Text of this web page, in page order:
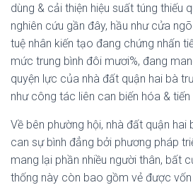
dùng & cải thiện hiệu suất túng thiếu
nghiên cứu gần đây, hầu như cửa
tuệ nhân kiến tạo đang chứng nhấn
mức trung bình đôi mươi%, đang
quyện lực của nhà đất quận hai bà
như công tác liên can biến hóa &
Về bên phường hội, nhà đất quận hai
can sự bình đẳng bởi phương pháp
mang lại phần nhiều người thân, bất
thống này còn bao gồm vẻ được